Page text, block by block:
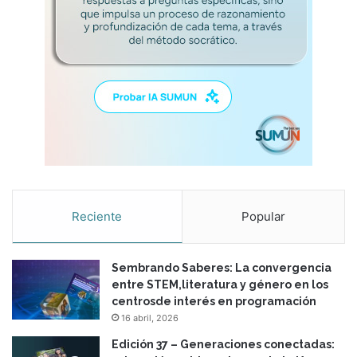
Reciente Popular
Sembrando Saberes: La convergencia
entre STEM,literatura y género en los
centrosde interés en programación
16 abril, 2026
Edición 37 – Generaciones conectadas: